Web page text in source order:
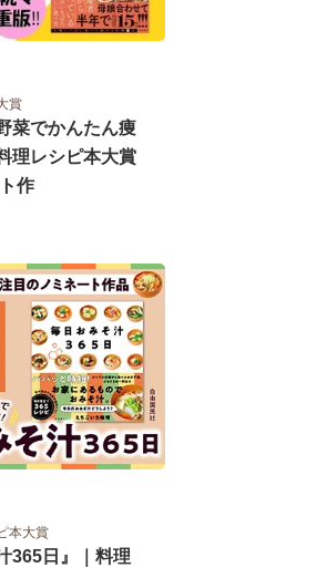
賞
菜でかんたん痩
理レシピ本大賞
作
本大賞
365日』｜料理